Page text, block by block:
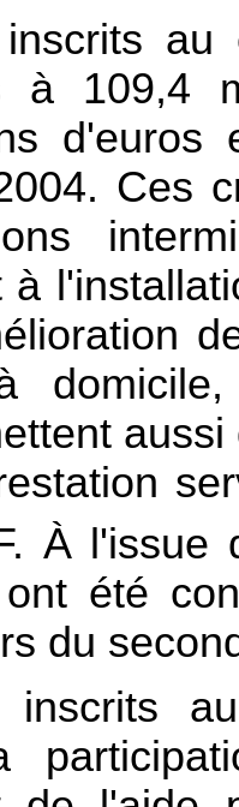
à 109,4
Ces
à
À l'issue
été
du
inscrits